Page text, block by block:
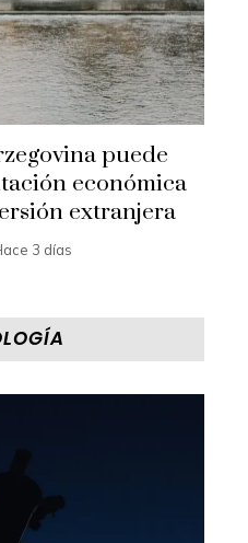
puede
económica
extranjera
3 días